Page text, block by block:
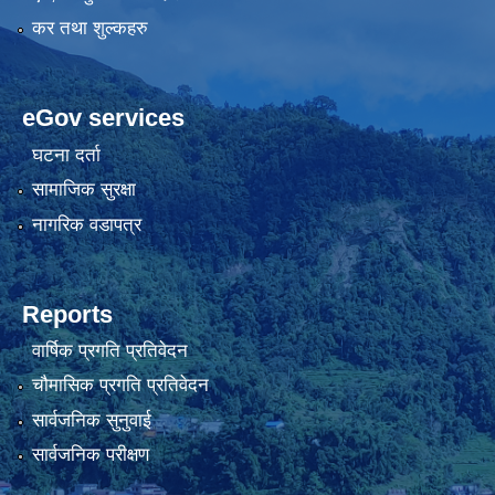
कर तथा शुल्कहरु
eGov services
घटना दर्ता
सामाजिक सुरक्षा
नागरिक वडापत्र
Reports
वार्षिक प्रगति प्रतिवेदन
चौमासिक प्रगति प्रतिवेदन
सार्वजनिक सुनुवाई
सार्वजनिक परीक्षण